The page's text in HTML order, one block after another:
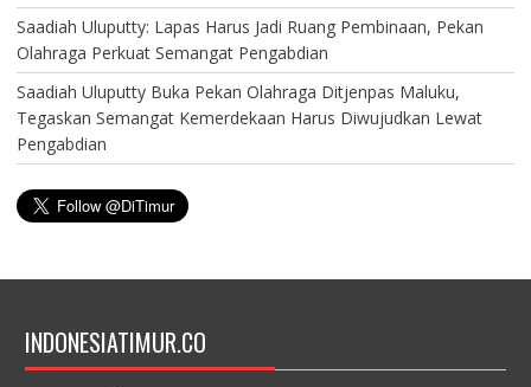
Saadiah Uluputty: Lapas Harus Jadi Ruang Pembinaan, Pekan
Olahraga Perkuat Semangat Pengabdian
Saadiah Uluputty Buka Pekan Olahraga Ditjenpas Maluku,
Tegaskan Semangat Kemerdekaan Harus Diwujudkan Lewat
Pengabdian
INDONESIATIMUR.CO